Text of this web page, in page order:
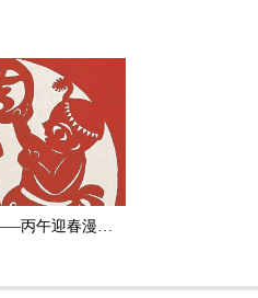
福随春至 金马献瑞——丙午迎春漫画作品选刊